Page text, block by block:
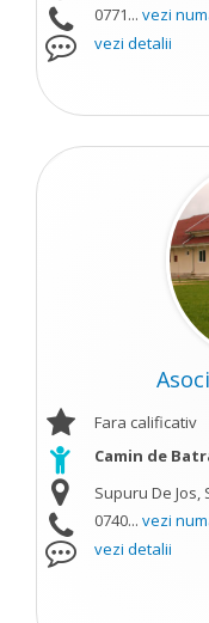
0771... vezi
vezi detalii
Fara calificativ
Camin de
Supuru De Jos,
0740... vezi
vezi detalii